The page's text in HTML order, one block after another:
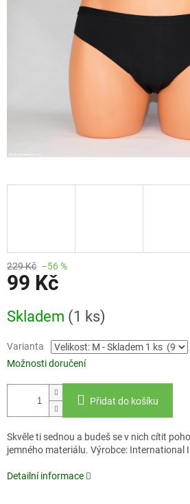
229 Kč –56 %
99 Kč
cena:
Skladem (1 ks)
Varianta
Možnosti doručení
Přidat do košíku
Skvěle ti sednou a budeš se v nich cítit
jemného materiálu. Výrobce: International
Detailní informace